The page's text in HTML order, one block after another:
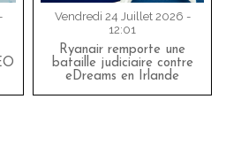
Vendredi 24 Juillet 2026 -
12:01
Ryanair remporte une
bataille judiciaire contre
eDreams en Irlande